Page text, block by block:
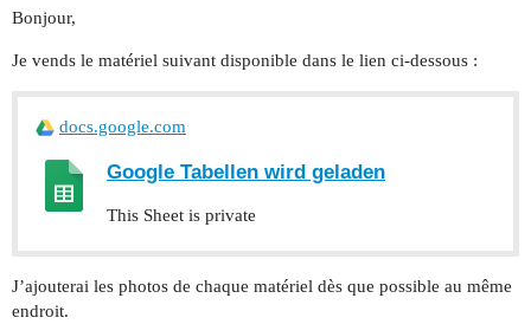
Bonjour,
Je vends le matériel suivant disponible dans le lien ci-dessous :
docs.google.com
Google Tabellen wird geladen
This Sheet is private
J’ajouterai les photos de chaque matériel dès que possible au même
endroit.